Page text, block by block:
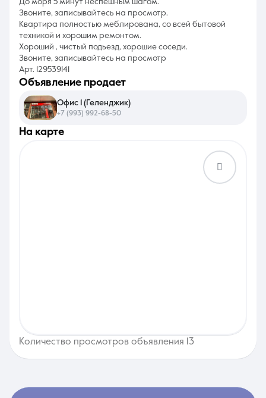
До моря 5 минут неспешным шагом.
Звоните, записывайтесь на просмотр.
Квартира полностью меблирована, со всей бытовой
техникой и хорошим ремонтом.
Хороший , чистый подьезд, хорошие соседи.
Звоните, записывайтесь на просмотр
Арт. 129539141
на карте
Количество просмотров объявления 13
объявление продает
Офис 1 (Геленджик)
+7 (993) 992-68-50